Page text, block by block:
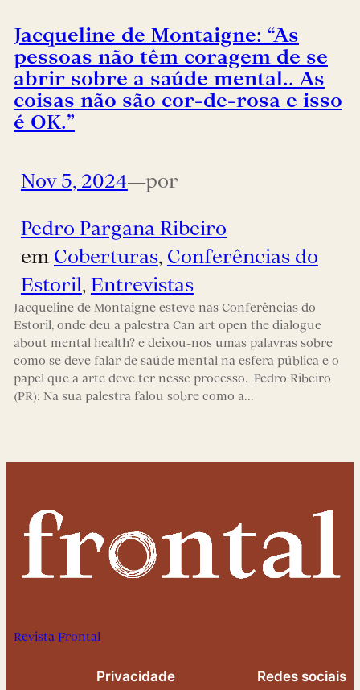
Jacqueline de Montaigne: “As
pessoas não têm coragem de se
abrir sobre a saúde mental.. As
coisas não são cor-de-rosa e isso
é OK.”
Nov 5, 2024—por
Pedro Pargana Ribeiro
em Coberturas, Conferências do
Estoril, Entrevistas
Jacqueline de Montaigne esteve nas Conferências do
Estoril, onde deu a palestra Can art open the dialogue
about mental health? e deixou-nos umas palavras sobre
como se deve falar de saúde mental na esfera pública e o
papel que a arte deve ter nesse processo. Pedro Ribeiro
(PR): Na sua palestra falou sobre como a…
Revista Frontal
Privacidade Redes sociais